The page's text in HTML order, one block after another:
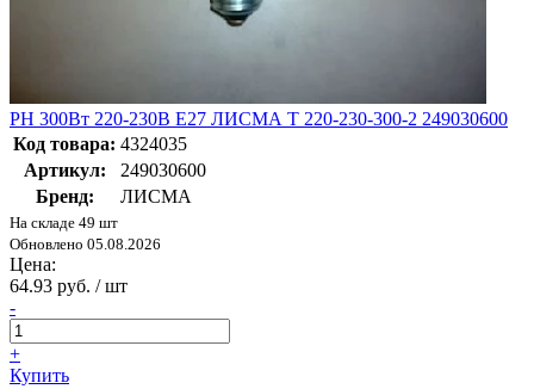
РН 300Вт 220-230В E27 ЛИСМА Т 220-230-300-2 249030600
Код товара: 4324035
Артикул:
249030600
Бренд:
ЛИСМА
На складе 49 шт
Обновлено 05.08.2026
Цена:
64.93 руб. / шт
-
+
Купить